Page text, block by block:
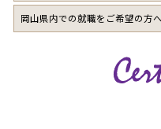
岡山県内での就職をご希望の方へ